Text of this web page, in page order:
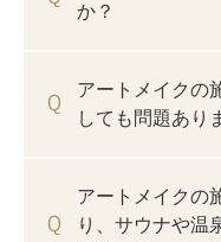
か？
アートメイクの
しても問題あり
アートメイクの
り、サウナや温